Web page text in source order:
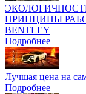
ПРИНЦИПЫ
BENTLEY
Подробнее
Лучшая цена на
Подробнее